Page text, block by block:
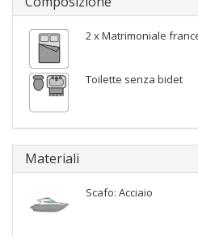
2 x Matrimoniale
Toilette senza bidet
Materiali
Scafo: Acciaio